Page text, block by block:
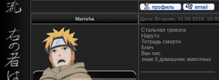
Marisha Дата: Вторник, 31.08.2010,
Стальная тревога
Наруто
Тетрадь смерти
Блич
Ван пис
знаю 5 домашних животных